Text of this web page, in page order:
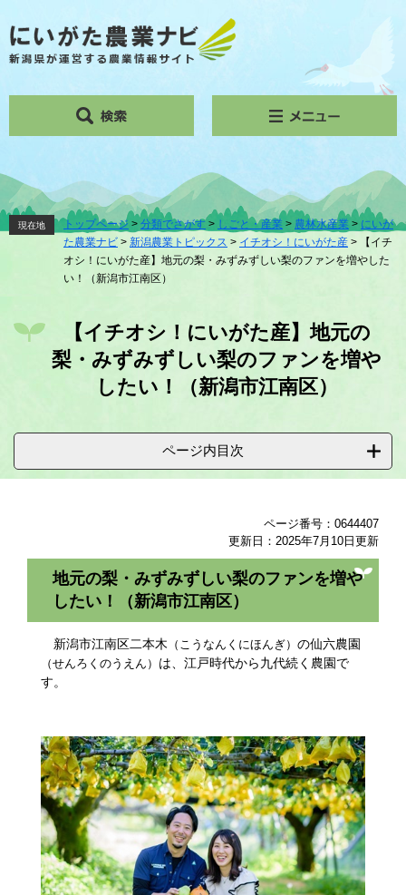
ー
ジ
の
ニ
ュ
ー
本
文
へ 現在地 トップページ > 分類でさがす > しごと・産業 > 農林水産業 > にいが
た農業ナビ > 新潟農業トピックス > イチオシ！にいがた産 >
【イチ
オシ！にいがた産】地元の梨・みずみずしい梨のファンを増やした
い！（新潟市江南区）
【イチオシ！にいがた産】地元の
梨・みずみずしい梨のファンを増や
したい！（新潟市江南区）
ページ内目次
ページ番号：0644407
更新日：2025年7月10日更新
地元の梨・みずみずしい梨のファンを増や
したい！（新潟市江南区）
新潟市江南区二本木 （こうなんくにほんぎ） の仙六農園
（せんろくのうえん） は、江戸時代から九代続く農園で
す。